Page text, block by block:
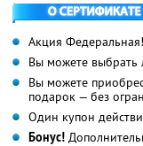
Акция
Вы можете
Вы можете
подарок — без
Один купон
Бонус!